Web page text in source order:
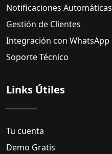
Notificaciones Automáticas
Gestión de Clientes
Integración con WhatsApp
Soporte Técnico
Links Útiles
Tu cuenta
Demo Gratis